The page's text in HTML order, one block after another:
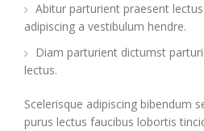
Abitur parturient praesent
adipiscing a vestibulum hendre.
Diam parturient dictumst
lectus.
Scelerisque adipiscing bibendum
purus lectus faucibus lobortis